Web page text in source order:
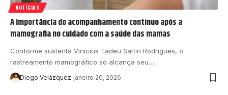
NOTÍCIAS
A importância do acompanhamento contínuo após a
mamografia no cuidado com a saúde das mamas
Conforme sustenta Vinicius Tadeu Sattin Rodrigues, o
rastreamento mamográfico só alcança seu…
Diego Velázquez janeiro 20, 2026